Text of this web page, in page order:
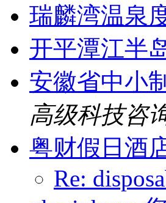
瑞麟湾温泉
开平潭江半
安徽省中小
高级科技咨
粤财假日酒
Re: